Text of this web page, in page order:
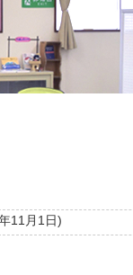
11月1日)